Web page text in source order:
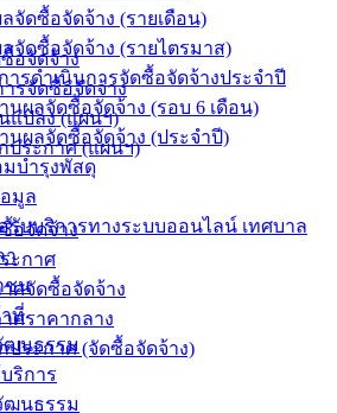
จัดซื้อจัดจ้าง (รายเดือน)
จัดซื้อจัดจ้าง (รายไตรมาส)
ารดำเนินการจัดซื้อจัดจ้างประจำปี
นผลจัดซื้อจัดจ้าง (รอบ 6 เดือน)
นผลจัดซื้อจัดจ้าง (ประจำปี)
บำรุงพัสดุ
มูล
อรับบริการทางระบบออนไลน์ เทศบาล
า
ชน
ที่
ฒนธรรม
ริการ
ฒนธรรม
อจัดจ้าง
รจัดซื้อจัดจ้าง
แปลง (แผนฯ)
ประกาศ (แผนฯ)
อจัดจ้าง
ะกาศ
ศจัดซื้อจัดจ้าง
ศราคากลาง
ประกาศ (จัดซื้อจัดจ้าง)